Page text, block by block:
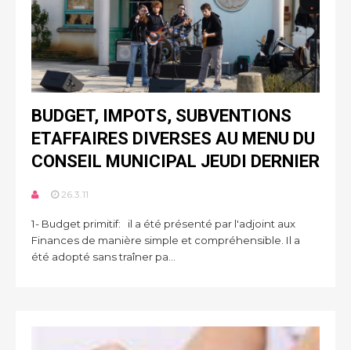
BUDGET, IMPOTS, SUBVENTIONS
ETAFFAIRES DIVERSES AU MENU DU
CONSEIL MUNICIPAL JEUDI DERNIER
26.3.11
1- Budget primitif: il a été présenté par l'adjoint aux
Finances de manière simple et compréhensible. Il a
été adopté sans traîner pa...